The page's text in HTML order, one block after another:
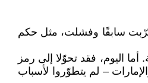
جُرّبت سابقًا وفشلت، مثل حكم
اليوم، فقد تحوّلا إلى رمز
– لم يتطوّروا لأسباب